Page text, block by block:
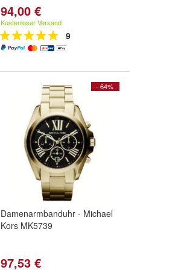
94,00 €
Kostenloser Versand
9
- 64%
Damenarmbanduhr - Michael
Kors MK5739
97,53 €